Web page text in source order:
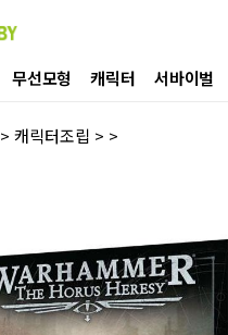
무선모형 캐릭터 서바이벌
>캐릭터조립 > >